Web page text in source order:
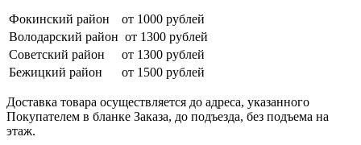
Фокинский район
от 1000 рублей
Володарский район от 1300 рублей
Советский район
от 1300 рублей
Бежицкий район
от 1500 рублей
Доставка товара осуществляется до адреса, указанного
Покупателем в бланке Заказа, до подъезда, без подъема на
этаж.